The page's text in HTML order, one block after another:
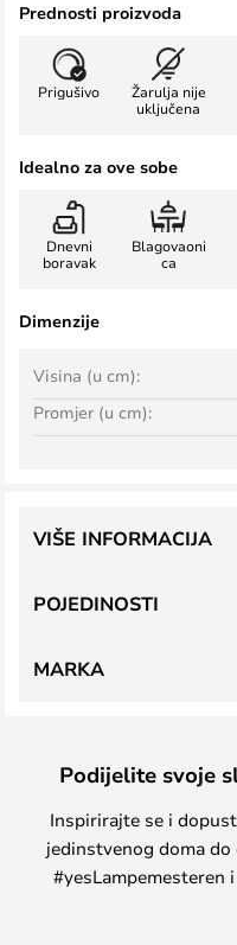
Prednosti proizvoda
Prigušivo
Žarulja nije
uključena
Idealno za ove sobe
Dnevni
boravak
Blagovaoni
ca
Dimenzije
Visina (u cm):
Promjer (u cm):
POJEDINOSTI
VIŠE INFORMACIJA
MARKA
Podijelite svoje
Inspirirajte se i
jedinstvenog doma
#yesLampemesteren